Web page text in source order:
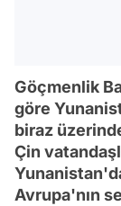
Göçmenlik
göre
biraz
Çin
Avrupa'nın